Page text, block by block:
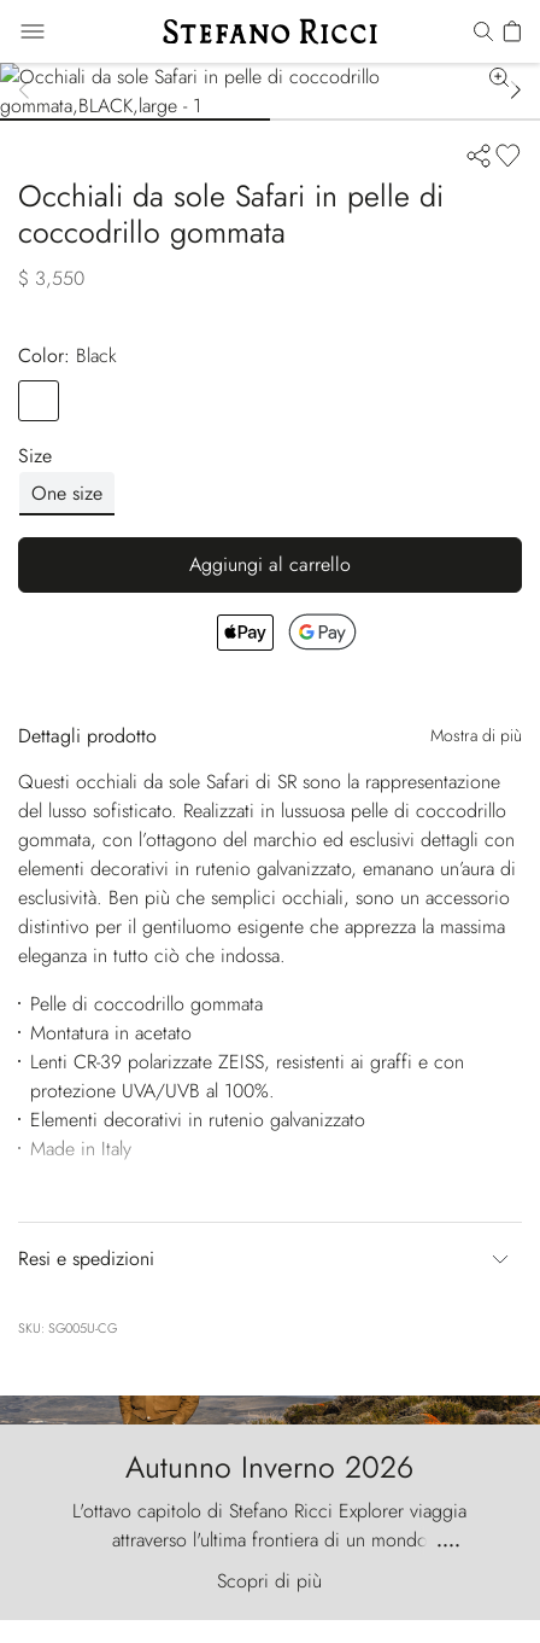
Occhiali da sole Safari in pelle di
coccodrillo gommata
$ 3,550
Color:
black
Size
One size
Aggiungi al carrello
Dettagli prodotto Mostra di più
Questi occhiali da sole Safari di SR sono la rappresentazione
del lusso sofisticato. Realizzati in lussuosa pelle di coccodrillo
gommata, con l’ottagono del marchio ed esclusivi dettagli con
elementi decorativi in rutenio galvanizzato, emanano un’aura di
esclusività. Ben più che semplici occhiali, sono un accessorio
distintivo per il gentiluomo esigente che apprezza la massima
eleganza in tutto ciò che indossa.
Pelle di coccodrillo gommata
Montatura in acetato
Lenti CR-39 polarizzate ZEISS, resistenti ai graffi e con
protezione UVA/UVB al 100%.
Elementi decorativi in rutenio galvanizzato
Made in Italy
Resi e spedizioni
SKU: SG005U-CG
Autunno Inverno 2026
L'ottavo capitolo di Stefano Ricci Explorer viaggia
attraverso l'ultima frontiera di un mondo
primordiale, dove il vento scolpisce la natura con
furia ancestrale e le Torres del Paine sfidano il
cielo come sentinelle di pietra.
....
Scopri di più